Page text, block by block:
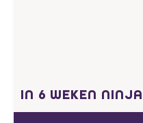
IN 6 WEKEN NINJA